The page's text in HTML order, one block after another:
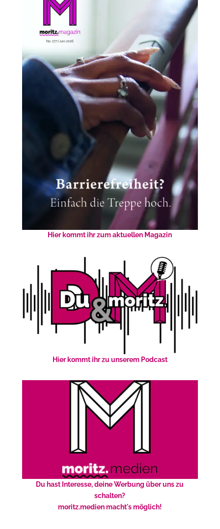
Hier kommt ihr zum aktuellen Magazin
Hier kommt ihr zu unserem Podcast
Du hast Interesse, deine Werbung über uns zu
schalten?
moritz.medien macht's möglich!